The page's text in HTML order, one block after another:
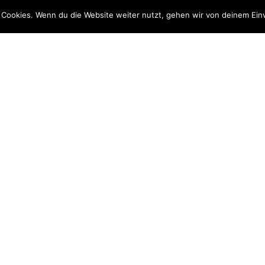
Wenn du die Website weiter nutzt, gehen wir von deinem